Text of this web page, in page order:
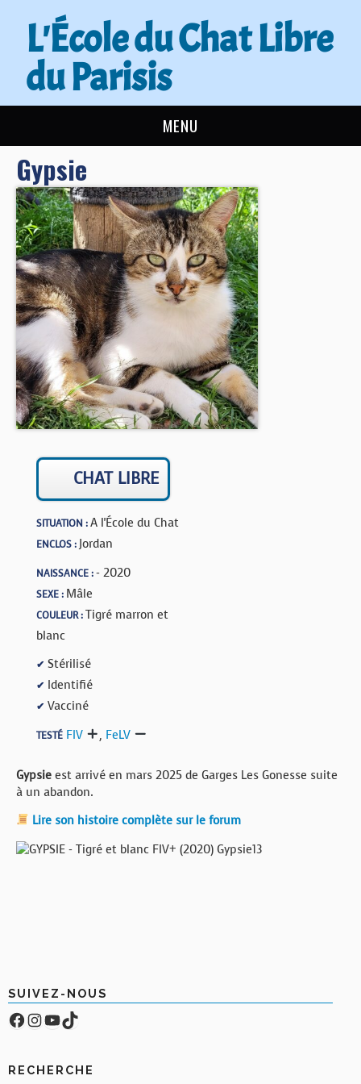
L'École du Chat Libre
du Parisis
MENU
L’ÉCOLE DU CHAT
ACTUALITÉS
ADOPTER
NOUS AIDER
CONTACT
BOUTIQUE
FORUM
Gypsie
CHAT LIBRE
SITUATION :A l'École du Chat
ENCLOS : Jordan
NAISSANCE :- 2020
SEXE : Mâle
COULEUR :Tigré marron et
blanc
✔ Stérilisé
✔ Identifié
✔ Vacciné
TESTÉ FIV , FeLV
Gypsie est arrivé en mars 2025 de Garges Les Gonesse suite
à un abandon.
Lire son histoire complète sur le forum
SUIVEZ-NOUS
Facebook
Compte Instagram
YouTube
TikTok
RECHERCHE